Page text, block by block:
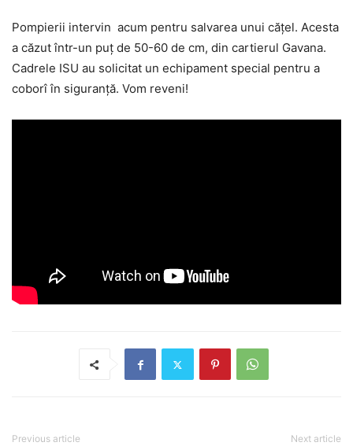
Pompierii intervin acum pentru salvarea unui cățel. Acesta
a căzut într-un puț de 50-60 de cm, din cartierul Gavana.
Cadrele ISU au solicitat un echipament special pentru a
coborî în siguranță. Vom reveni!
Previous article Next article